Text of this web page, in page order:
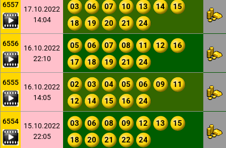
6557
17.10.2022
14:04
03 06 07 10 13 14
15
18
19 20 21 24
6556
16.10.2022
22:10
05 06 07 08 11 12
16
17
18 19 21 24
6555
16.10.2022
14:05
02 03 04 05 06 09
11
12
14 15 16 24
6554
15.10.2022
22:05
03 06 08 09 12 13
15
18
20 21 22 24